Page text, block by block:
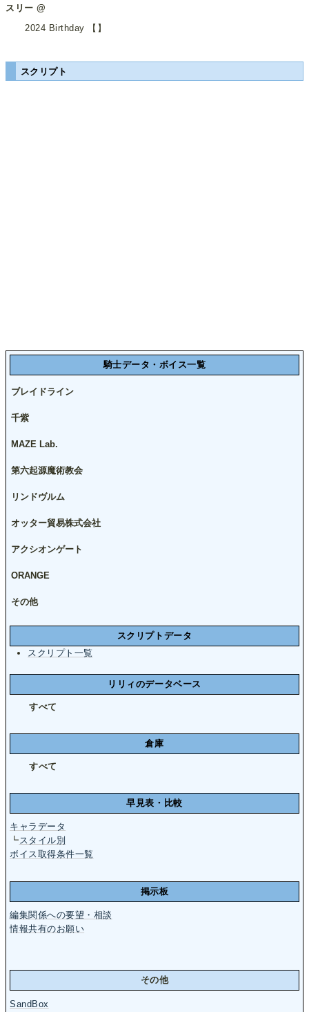
スリー @
2024 Birthday 【】
スクリプト
騎士データ・ボイス一覧
ブレイドライン
千紫
MAZE Lab.
第六起源魔術教会
リンドヴルム
オッター貿易株式会社
アクシオンゲート
ORANGE
その他
スクリプトデータ
スクリプト一覧
リリィのデータベース
すべて
倉庫
すべて
早見表・比較
キャラデータ
┗スタイル別
ボイス取得条件一覧
掲示板
編集関係への要望・相談
情報共有のお願い
その他
SandBox